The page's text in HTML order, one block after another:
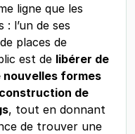
ligne que les
l’un de ses
places de
est de libérer de
nouvelles formes
de
, tout en donnant
de trouver une